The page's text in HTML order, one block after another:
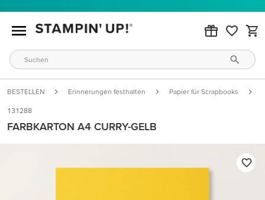
BESTELLEN Erinnerungen festhalten Papier für Scrapbooks
131288
FARBKARTON A4 CURRY-GELB